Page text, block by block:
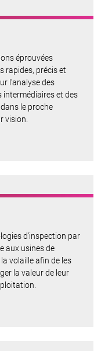
éprouvées
rapides, précis et
l'analyse des
et des
le proche
vision.
d'inspection par
aux usines de
volaille afin de les
la valeur de leur